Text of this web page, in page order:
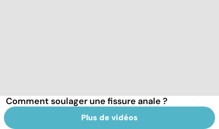
Comment soulager une fissure anale ?
Plus de vidéos